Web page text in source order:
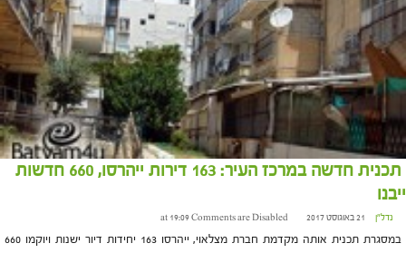
תכנית חדשה במרכז העיר: 163 דירות ייהרסו, 660 חדשות
ייבנו
נדל"ן 21 באוגוסט 2017 at 19:09 Comments are Disabled
במסגרת תכנית אותה מקדמת חברת מצלאוי, ייהרסו 163 יחידות דיור ישנות ויוקמו 660